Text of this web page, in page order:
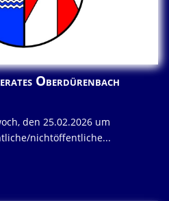
Oberdürenbach
den 25.02.2026 um
nichtöffentliche...